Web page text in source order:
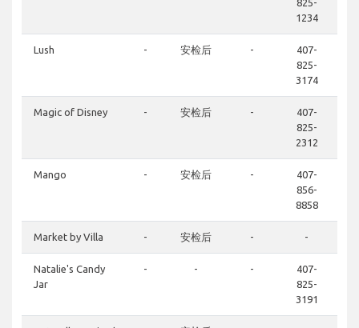
825-
1234
Lush - 安检后 -
407-
825-
3174
Magic of Disney - 安检后 -
407-
825-
2312
Mango - 安检后 -
407-
856-
8858
Market by Villa - 安检后 - -
Natalie's Candy
Jar
- - -
407-
825-
3191